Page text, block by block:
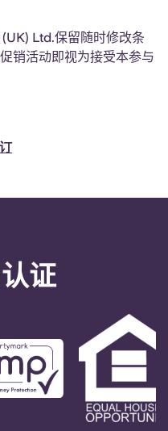
Ltd.保留随时修改条
销活动即视为接受本参与
证